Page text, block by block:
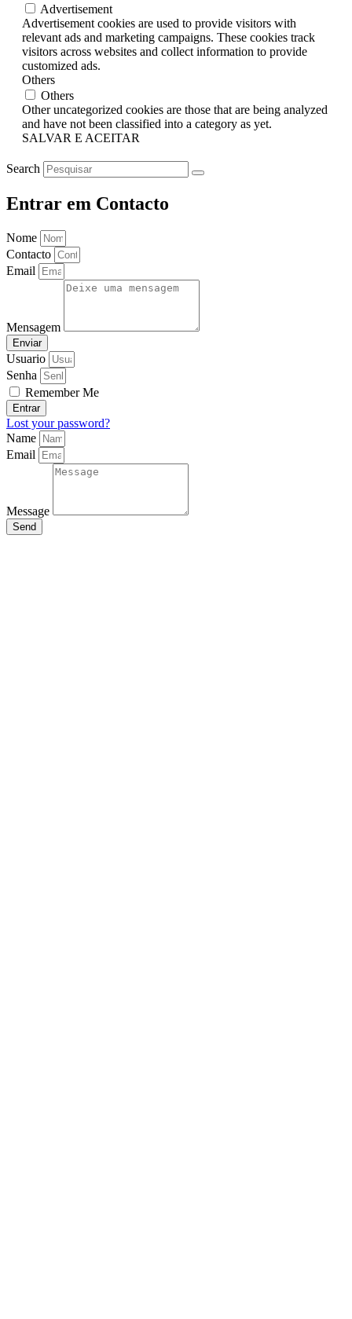
Advertisement
Advertisement cookies are used to provide visitors with
relevant ads and marketing campaigns. These cookies track
visitors across websites and collect information to provide
customized ads.
Others
Others
Other uncategorized cookies are those that are being analyzed
and have not been classified into a category as yet.
SALVAR E ACEITAR
Search
Entrar em Contacto
Nome
Contacto
Email
Mensagem
Enviar
Usuario
Senha
Remember Me
Entrar
Lost your password?
Name
Email
Message
Send